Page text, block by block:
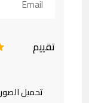
تقييم
تحميل الصور